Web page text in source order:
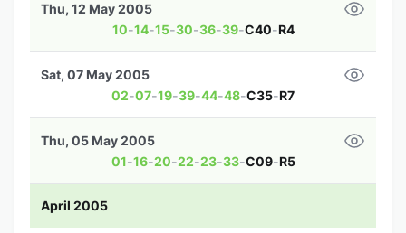
10-14-15-30-36-39-C40-R4
Thu, 12 May 2005
02-07-19-39-44-48-C35-R7
Sat, 07 May 2005
01-16-20-22-23-33-C09-R5
Thu, 05 May 2005
April 2005